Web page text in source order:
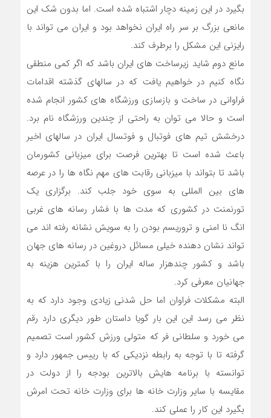
بگیرد در این زمینه دچار اشتباه شده است. اما بدون شک این
مانعی بزرگ بر سر راه ایران نخواهد بود و ایران می تواند با
رایزنی این مشکل را برطرف کند.
مانع دوم شاید زیرساخت های ایران باشد که اگر کمی منطقی
نگاه کنیم در خواهیم یافت که در سالهای گذشته اقدامات
فراوانی در ساخت و بازسازی ورزشگاه های کشور انجام شده
است و حالا می توان به راحتی از چندین ورزشگاه نام برد.
درخشش تیم های فوتبال و فوتسال ایران در سالهای اخیر
باعث شده است تا بهترین فرصت برای میزبانی کشورمان
باشد تا بتواند با میزبانی رقابت های مهم نگاه ها را در عرصه
های بین المللی به سوی خود جلب کند. برگزاری یک
تورنمنت در کشوری که مدت ها با فشار رسانه های غربی
انگ نا امنی و تروریسم بودن را به سویش نشانه رفته اند می
تواند نشان دهنده خیلی مسائل دروغین در رسانه های جهان
باشد و کشور چندهزار ساله ایران را با کمترین هزینه به
جهانیان معرفی کرد.
البته مشکلات فراوان اما حل شدنی زیادی وجود دارد که به
نظر می رسد این این بار گویا داستان طور دیگری دارد رقم
می خورد و سلطانی فر که متولی ورزش کشور است تصمیم
گرفته تا با توجه به رابطه نزدیکی که با رییس جمهور دارد و
توانسته با برنامه هایش بالاترین بودجه را از دولت در
مقایسه با سایر وزارت خانه ها برای وزارت خانه تحت امرش
بگیرد این کار را عملی کند.